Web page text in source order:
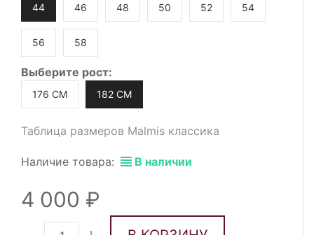
44 46 48 50 52 54
56 58
Выберите рост:
176 СМ 182 СМ
Таблица размеров Malmis классика
Наличие товара: В наличии
4 000